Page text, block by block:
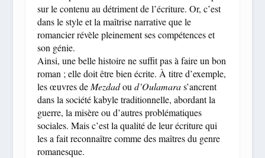
sur le contenu au détriment de l’écriture. Or, c’est
dans le style et la maîtrise narrative que le
romancier révèle pleinement ses compétences et
son génie.
Ainsi, une belle histoire ne suffit pas à faire un bon
roman ; elle doit être bien écrite. À titre d’exemple,
les œuvres de Mezdadou d’Oulamaras’ancrent
dans la société kabyle traditionnelle, abordant la
guerre, la misère ou d’autres problématiques
sociales. Mais c’est la qualité de leur écriture qui
les a fait reconnaître comme des maîtres du genre
romanesque.